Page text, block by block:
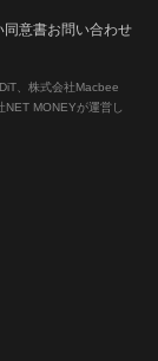
同意書お問い合わせ
、株式会社Macbee
MONEYが運営し